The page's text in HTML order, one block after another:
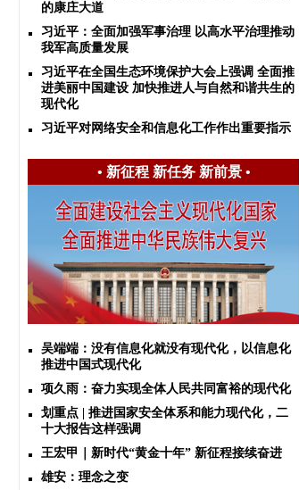
的康庄大道
习近平：​全面加强军事治理 以高水平治理推动
我军高质量发展
习近平在全国生态环境保护大会上强调 全面推
进美丽中国建设 加快推进人与自然和谐共生的
现代化
习近平对网络安全和信息化工作作出重要指示
• 新征程 新任务 新前景•
吴端端：没有信息化就没有现代化，以信息化
推进中国式现代化
项久雨：奋力实现全体人民共同富裕的现代化
划重点 | 推进国家安全体系和能力现代化，二
十大报告这样强调
王宏甲｜新时代“黄金十年” 新征程接续奋进
雄安：理念之变